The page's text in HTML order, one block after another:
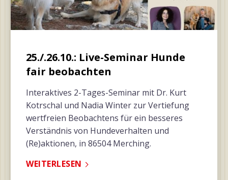
25./.26.10.: Live-Seminar Hunde
fair beobachten
Interaktives 2-Tages-Seminar mit Dr. Kurt
Kotrschal und Nadia Winter zur Vertiefung
wertfreien Beobachtens für ein besseres
Verständnis von Hundeverhalten und
(Re)aktionen, in 86504 Merching.
WEITERLESEN